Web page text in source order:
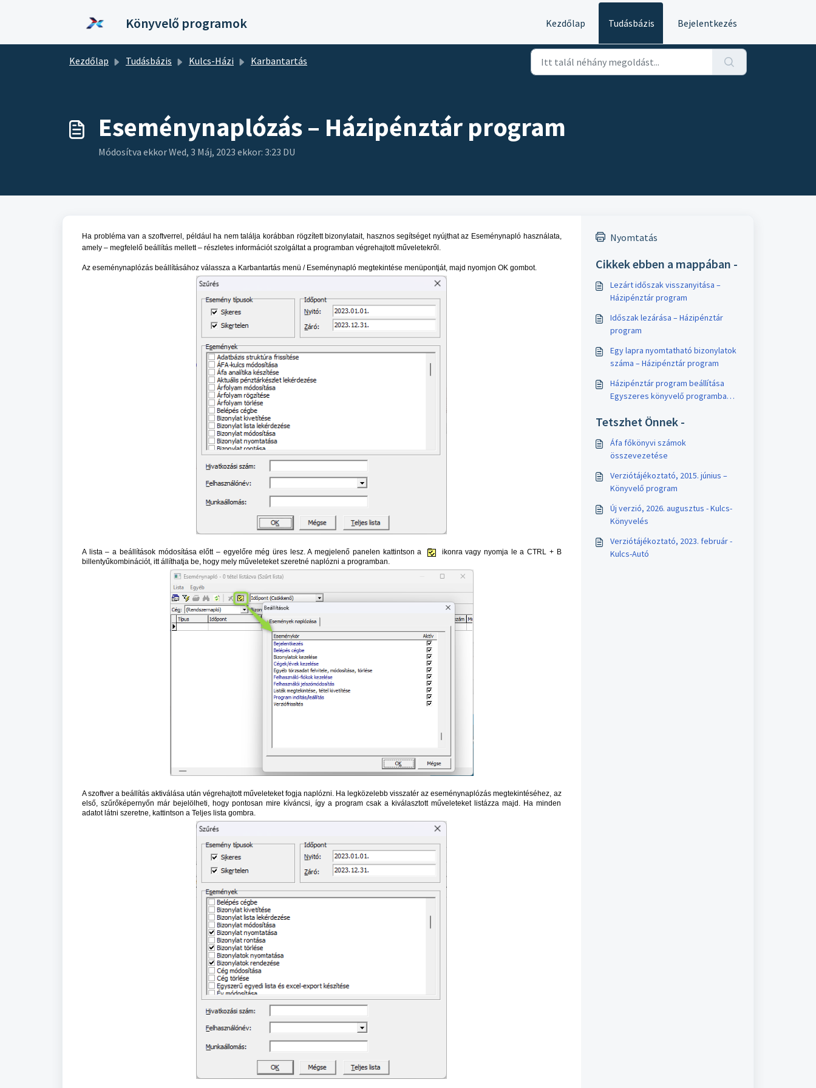
Könyvelő programok Kezdőlap Tudásbázis Bejelentkezés
Kezdőlap Tudásbázis Kulcs-Házi Karbantartás
Eseménynaplózás – Házipénztár program
Módosítva ekkor Wed, 3 Máj, 2023 ekkor: 3:23 DU
Ha probléma van a szoftverrel, például ha nem találja korábban rögzített bizonylatait, hasznos segítséget nyújthat az Eseménynapló használata,
amely – megfelelő beállítás mellett – részletes információt szolgáltat a programban végrehajtott műveletekről.
Az eseménynaplózás beállításához válassza a Karbantartás menü / Eseménynapló megtekintése menüpontját, majd nyomjon OK gombot.
A lista – a beállítások módosítása előtt – egyelőre még üres lesz. A megjelenő panelen kattintson a
ikonra vagy nyomja le a CTRL + B
billentyűkombinációt, itt állíthatja be, hogy mely műveleteket szeretné naplózni a programban.
A szoftver a beállítás aktiválása után végrehajtott műveleteket fogja naplózni. Ha legközelebb visszatér az eseménynaplózás megtekintéséhez, az
első, szűrőképernyőn már bejelölheti, hogy pontosan mire kíváncsi, így a program csak a kiválasztott műveleteket listázza majd. Ha minden
adatot látni szeretne, kattintson a Teljes lista gombra.
Nyomtatás
Cikkek ebben a mappában -
Lezárt időszak visszanyitása –
Házipénztár program
Időszak lezárása – Házipénztár
program
Egy lapra nyomtatható bizonylatok
száma – Házipénztár program
Házipénztár program beállítása
Egyszeres könyvelő programba
rendszer
Tetszhet Önnek -
Áfa főkönyvi számok
összevezetése
Verziótájékoztató, 2015. június –
Könyvelő program
Új verzió, 2026. augusztus - Kulcs-
Könyvelés
Verziótájékoztató, 2023. február -
Kulcs-Autó